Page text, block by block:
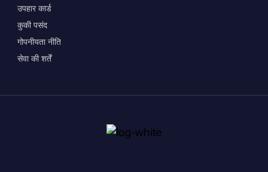
उपहार कार्ड
कुकी पसंद
गोपनीयता नीति
सेवा की शर्तें